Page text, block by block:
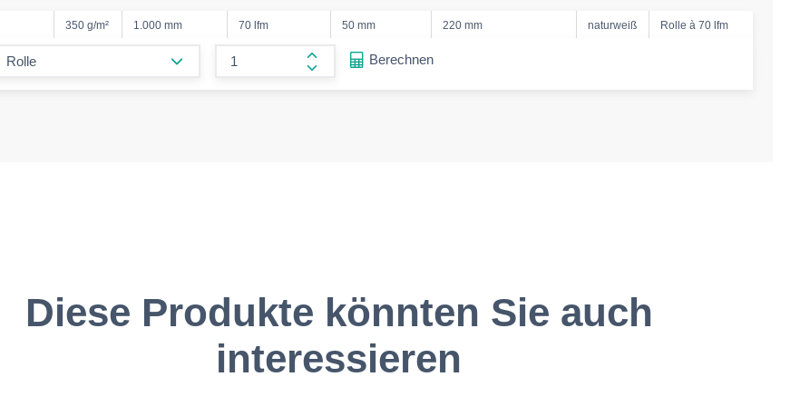
350 g/m² 1.000 mm 70 lfm 50 mm 220 mm naturweiß Rolle à 70 lfm
form.increase-amount
Berechnen
Diese Produkte könnten Sie auch
interessieren